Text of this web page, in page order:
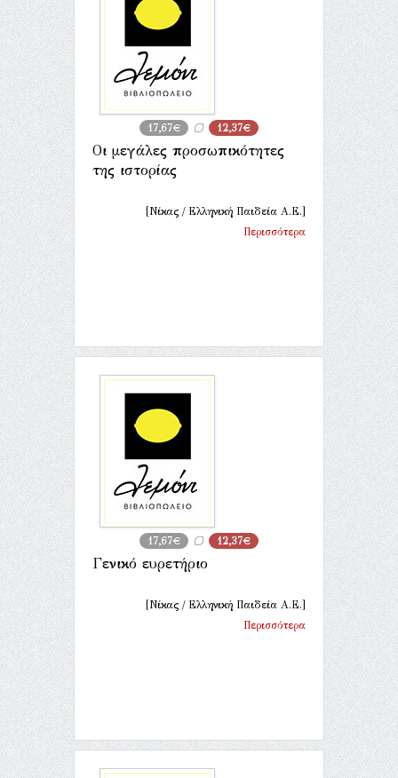
17,67€ 12,37€
Οι μεγάλες προσωπικότητες
της ιστορίας
[Νίκας / Ελληνική Παιδεία Α.Ε.]
Περισσότερα
17,67€ 12,37€
Γενικό ευρετήριο
[Νίκας / Ελληνική Παιδεία Α.Ε.]
Περισσότερα